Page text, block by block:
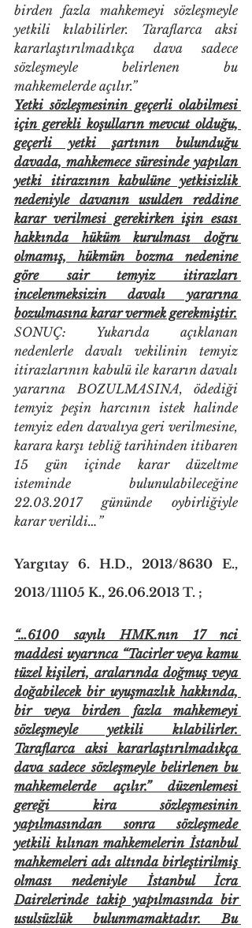
birden fazla mahkemeyi sözleşmeyle
yetkili kılabilirler. Taraflarca aksi
kararlaştırılmadıkça dava sadece
sözleşmeyle belirlenen bu
mahkemelerde açılır.”
Yetki sözleşmesinin geçerli olabilmesi
için gerekli koşulların mevcut olduğu,
geçerli yetki şartının bulunduğu
davada, mahkemece süresinde yapılan
yetki itirazının kabulüne yetkisizlik
nedeniyle davanın usulden reddine
karar verilmesi gerekirken işin esası
hakkında hüküm kurulması doğru
olmamış, hükmün bozma nedenine
göre sair temyiz itirazları
incelenmeksizin davalı yararına
bozulmasına karar vermek gerekmiştir.
SONUÇ: Yukarıda açıklanan
nedenlerle davalı vekilinin temyiz
itirazlarının kabulü ile kararın davalı
yararına BOZULMASINA, ödediği
temyiz peşin harcının istek halinde
temyiz eden davalıya geri verilmesine,
karara karşı tebliğ tarihinden itibaren
15 gün içinde karar düzeltme
isteminde bulunulabileceğine
22.03.2017 gününde oybirliğiyle
karar verildi…”
Yargıtay 6. H.D., 2013/8630 E.,
2013/11105 K., 26.06.2013 T. ;
“…6100 sayılı HMK.nın 17 nci
maddesi uyarınca “Tacirler veya kamu
tüzel kişileri, aralarında doğmuş veya
doğabilecek bir uyuşmazlık hakkında,
bir veya birden fazla mahkemeyi
sözleşmeyle yetkili kılabilirler.
Taraflarca aksi kararlaştırılmadıkça
dava sadece sözleşmeyle belirlenen bu
mahkemelerde açılır.” düzenlemesi
gereği kira sözleşmesinin
yapılmasından sonra sözleşmede
yetkili kılınan mahkemelerin İstanbul
mahkemeleri adı altında birleştirilmiş
olması nedeniyle İstanbul İcra
Dairelerinde takip yapılmasında bir
usulsüzlük bulunmamaktadır. Bu